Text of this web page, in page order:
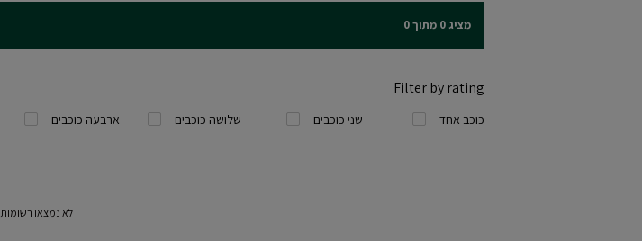
מציג 0 מתוך 0
Filter by rating
כוכב אחד שני כוכבים שלושה כוכבים ארבעה כוכבים
לא נמצאו רשומות